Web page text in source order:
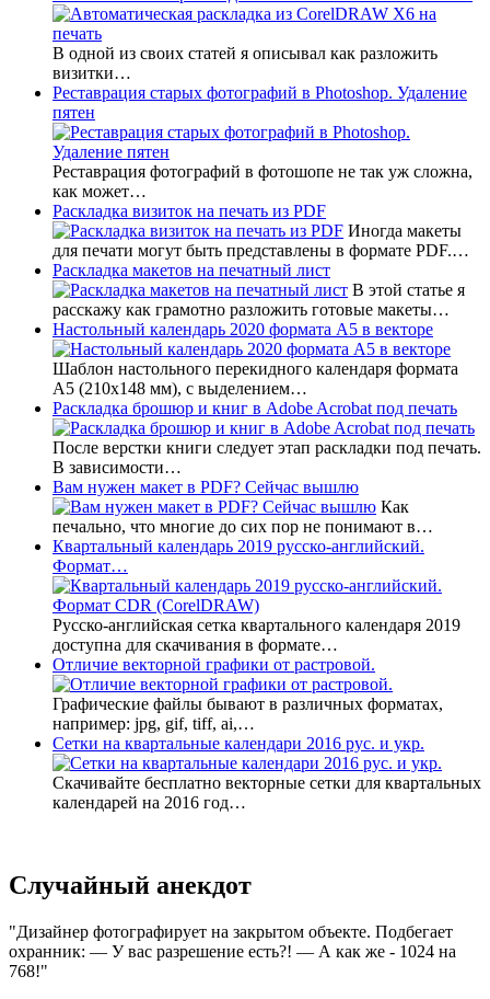
В одной из своих статей я описывал как разложить
визитки…
Реставрация старых фотографий в Photoshop. Удаление
пятен
Реставрация фотографий в фотошопе не так уж сложна,
как может…
Раскладка визиток на печать из PDF
Иногда макеты
для печати могут быть представлены в формате PDF.…
Раскладка макетов на печатный лист
В этой статье я
расскажу как грамотно разложить готовые макеты…
Настольный календарь 2020 формата А5 в векторе
Шаблон настольного перекидного календаря формата
А5 (210х148 мм), с выделением…
Раскладка брошюр и книг в Adobe Acrobat под печать
После верстки книги следует этап раскладки под печать.
В зависимости…
Вам нужен макет в PDF? Сейчас вышлю
Как
печально, что многие до сих пор не понимают в…
Квартальный календарь 2019 русско-английский.
Формат…
Русско-английская сетка квартального календаря 2019
доступна для скачивания в формате…
Отличие векторной графики от растровой.
Графические файлы бывают в различных форматах,
например: jpg, gif, tiff, ai,…
Сетки на квартальные календари 2016 рус. и укр.
Скачивайте бесплатно векторные сетки для квартальных
календарей на 2016 год…
Случайный анекдот
Дизайнер фотографирует на закрытом объекте. Подбегает
охранник: — У вас разрешение есть?! — А как же - 1024 на
768!